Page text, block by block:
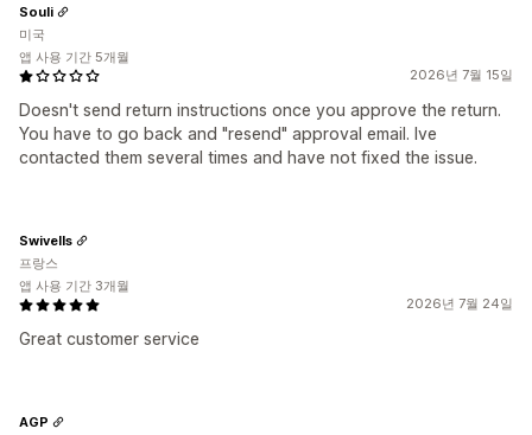
2026년 7월 15일
Doesn't send return instructions once you approve the return.
You have to go back and "resend" approval email. Ive
contacted them several times and have not fixed the issue.
Souli
미국
앱 사용 기간 5개월
2026년 7월 24일
Great customer service
Swivells
프랑스
앱 사용 기간 3개월
AGP